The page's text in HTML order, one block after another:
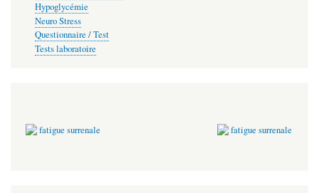
Hypoglycémie
Neuro Stress
Questionnaire / Test
Tests laboratoire